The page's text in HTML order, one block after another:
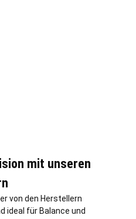
mit unseren
von den Herstellern
ideal für Balance und